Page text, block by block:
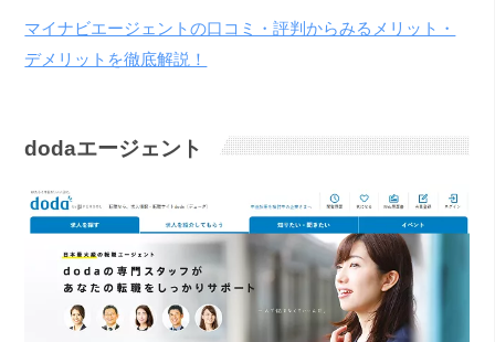
マイナビエージェントの口コミ・評判からみるメリット・
デメリットを徹底解説！
dodaエージェント